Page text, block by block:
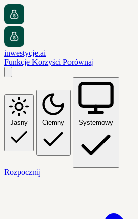
inwestycje.ai
Funkcje Korzyści Porównaj
Jasny Ciemny Systemowy
Rozpocznij